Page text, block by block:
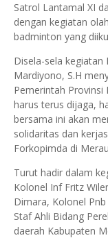
Satrol Lantamal XI
dengan kegiatan
badminton yang
Disela-sela
Mardiyono, S.H
Pemerintah Provinsi
harus terus dijaga,
bersama ini akan
solidaritas dan
Forkopimda di
Turut hadir dalam
Kolonel Inf Fritz
Dimara, Kolonel Pnb
Staf Ahli Bidang
daerah Kabupaten